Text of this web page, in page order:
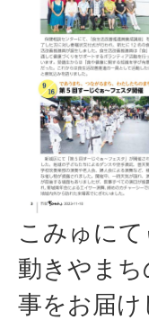
こみゅに
動きやま
事をお届け